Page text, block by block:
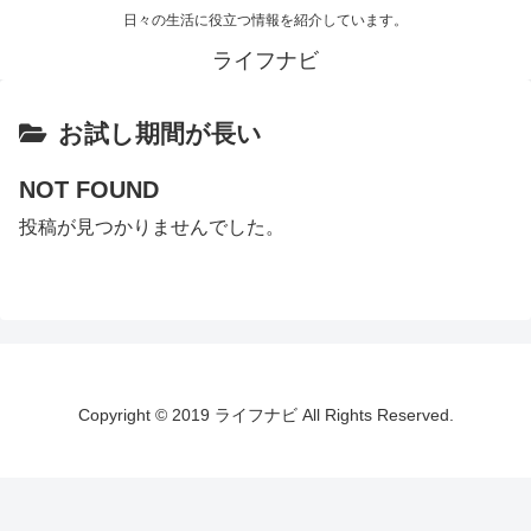
日々の生活に役立つ情報を紹介しています。
ライフナビ
お試し期間が長い
NOT FOUND
投稿が見つかりませんでした。
Copyright © 2019 ライフナビ All Rights Reserved.